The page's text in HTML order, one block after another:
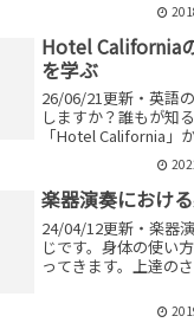
Hotel California
を学ぶ
26/06/21更新・英語
しますか？誰もが知
「Hotel California」
学んでいきます。洋
けでなく、英語の学
邦楽しか聞かないと
洋楽を聞いてみるのも
楽器演奏におけ
24/04/12更新・楽器
じです。身体の使い
ってきます。上達の
できるストレッチを